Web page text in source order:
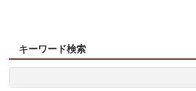
キーワード検索